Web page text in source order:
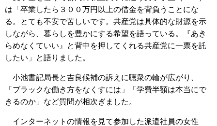
は「卒業したら３００万円以上の借金を背負うことにな
る。とても不安で苦しいです。共産党は具体的な財源を示
しながら、暮らしを豊かにする希望を語っている。『あき
らめなくていい』と背中を押してくれる共産党に一票を託
したい」と語りました。
小池書記局長と吉良候補の訴えに聴衆の輪が広がり、
「ブラックな働き方をなくすには」「学費半額は本当にで
きるのか」など質問が相次ぎました。
インターネットの情報を見て参加した派遣社員の女性